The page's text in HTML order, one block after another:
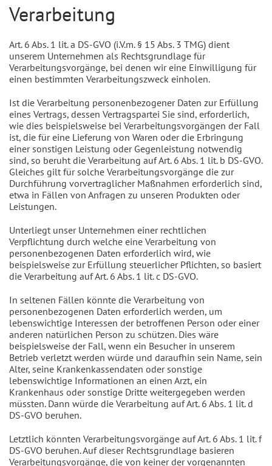
Verarbeitung
Art. 6 Abs. 1 lit. a DS-GVO (i.V.m. § 15 Abs. 3 TMG) dient
unserem Unternehmen als Rechtsgrundlage für
Verarbeitungsvorgänge, bei denen wir eine Einwilligung für
einen bestimmten Verarbeitungszweck einholen.
Ist die Verarbeitung personenbezogener Daten zur Erfüllung
eines Vertrags, dessen Vertragspartei Sie sind, erforderlich,
wie dies beispielsweise bei Verarbeitungsvorgängen der Fall
ist, die für eine Lieferung von Waren oder die Erbringung
einer sonstigen Leistung oder Gegenleistung notwendig
sind, so beruht die Verarbeitung auf Art. 6 Abs. 1 lit. b DS-GVO.
Gleiches gilt für solche Verarbeitungsvorgänge die zur
Durchführung vorvertraglicher Maßnahmen erforderlich sind,
etwa in Fällen von Anfragen zu unseren Produkten oder
Leistungen.
Unterliegt unser Unternehmen einer rechtlichen
Verpflichtung durch welche eine Verarbeitung von
personenbezogenen Daten erforderlich wird, wie
beispielsweise zur Erfüllung steuerlicher Pflichten, so basiert
die Verarbeitung auf Art. 6 Abs. 1 lit. c DS-GVO.
In seltenen Fällen könnte die Verarbeitung von
personenbezogenen Daten erforderlich werden, um
lebenswichtige Interessen der betroffenen Person oder einer
anderen natürlichen Person zu schützen. Dies wäre
beispielsweise der Fall, wenn ein Besucher in unserem
Betrieb verletzt werden würde und daraufhin sein Name, sein
Alter, seine Krankenkassendaten oder sonstige
lebenswichtige Informationen an einen Arzt, ein
Krankenhaus oder sonstige Dritte weitergegeben werden
müssten. Dann würde die Verarbeitung auf Art. 6 Abs. 1 lit. d
DS-GVO beruhen.
Letztlich könnten Verarbeitungsvorgänge auf Art. 6 Abs. 1 lit. f
DS-GVO beruhen. Auf dieser Rechtsgrundlage basieren
Verarbeitungsvorgänge, die von keiner der vorgenannten